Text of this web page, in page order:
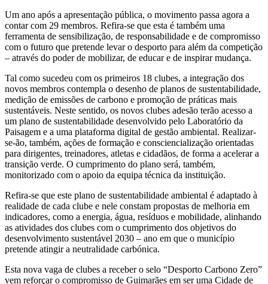
Um ano após a apresentação pública, o movimento passa agora a
contar com 29 membros. Refira-se que esta é também uma
ferramenta de sensibilização, de responsabilidade e de compromisso
com o futuro que pretende levar o desporto para além da competição
– através do poder de mobilizar, de educar e de inspirar mudança.
Tal como sucedeu com os primeiros 18 clubes, a integração dos
novos membros contempla o desenho de planos de sustentabilidade,
medição de emissões de carbono e promoção de práticas mais
sustentáveis. Neste sentido, os novos clubes adesão terão acesso a
um plano de sustentabilidade desenvolvido pelo Laboratório da
Paisagem e a uma plataforma digital de gestão ambiental. Realizar-
se-ão, também, ações de formação e consciencialização orientadas
para dirigentes, treinadores, atletas e cidadãos, de forma a acelerar a
transição verde. O cumprimento do plano será, também,
monitorizado com o apoio da equipa técnica da instituição.
Refira-se que este plano de sustentabilidade ambiental é adaptado à
realidade de cada clube e nele constam propostas de melhoria em
indicadores, como a energia, água, resíduos e mobilidade, alinhando
as atividades dos clubes com o cumprimento dos objetivos do
desenvolvimento sustentável 2030 – ano em que o município
pretende atingir a neutralidade carbónica.
Esta nova vaga de clubes a receber o selo “Desporto Carbono Zero”
vem reforçar o compromisso de Guimarães em ser uma Cidade de